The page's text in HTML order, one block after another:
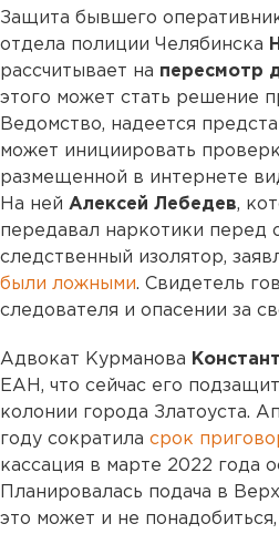
Защита бывшего
отдела полиции Челябинска
рассчитывает на пересмотр
этого может стать решение
Ведомство, надеется
может инициировать
размещенной в интернете
На ней Алексей Лебедев,
передавал наркотики перед
следственный изолятор,
были ложными. Свидетель
следователя и опасении за
Адвокат Курманова
ЕАН, что сейчас его
колонии города Златоуста.
году сократила срок
кассация в марте 2022 года
Планировалась подача в
это может и не